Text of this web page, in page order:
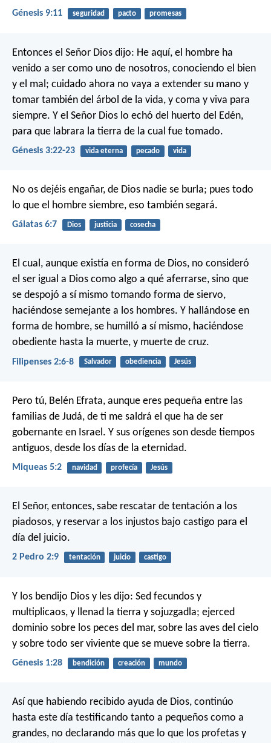
Génesis 9:11 seguridad pacto promesas
Entonces el Señor Dios dijo: He aquí, el hombre ha
venido a ser como uno de nosotros, conociendo el bien
y el mal; cuidado ahora no vaya a extender su mano y
tomar también del árbol de la vida, y coma y viva para
siempre. Y el Señor Dios lo echó del huerto del Edén,
para que labrara la tierra de la cual fue tomado.
Génesis 3:22-23 vida eterna pecado vida
No os dejéis engañar, de Dios nadie se burla; pues todo
lo que el hombre siembre, eso también segará.
Gálatas 6:7 Dios justicia cosecha
El cual, aunque existía en forma de Dios, no consideró
el ser igual a Dios como algo a qué aferrarse, sino que
se despojó a sí mismo tomando forma de siervo,
haciéndose semejante a los hombres. Y hallándose en
forma de hombre, se humilló a sí mismo, haciéndose
obediente hasta la muerte, y muerte de cruz.
Filipenses 2:6-8 Salvador obediencia Jesús
Pero tú, Belén Efrata, aunque eres pequeña entre las
familias de Judá, de ti me saldrá el que ha de ser
gobernante en Israel. Y sus orígenes son desde tiempos
antiguos, desde los días de la eternidad.
Miqueas 5:2 navidad profecía Jesús
El Señor, entonces, sabe rescatar de tentación a los
piadosos, y reservar a los injustos bajo castigo para el
día del juicio.
2 Pedro 2:9 tentación juicio castigo
Y los bendijo Dios y les dijo: Sed fecundos y
multiplicaos, y llenad la tierra y sojuzgadla; ejerced
dominio sobre los peces del mar, sobre las aves del cielo
y sobre todo ser viviente que se mueve sobre la tierra.
Génesis 1:28 bendición creación mundo
Así que habiendo recibido ayuda de Dios, continúo
hasta este día testificando tanto a pequeños como a
grandes, no declarando más que lo que los profetas y